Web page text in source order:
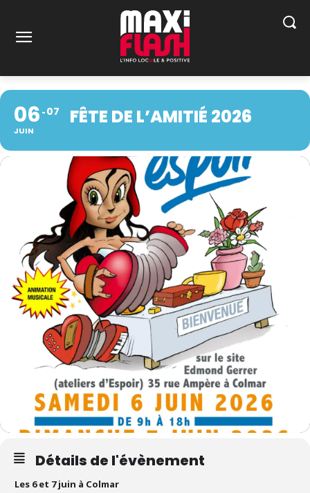
06
JUIN
07 FÊTE DE L’AMITIÉ 2026
Détails de l'évènement
Les 6 et 7 juin à Colmar